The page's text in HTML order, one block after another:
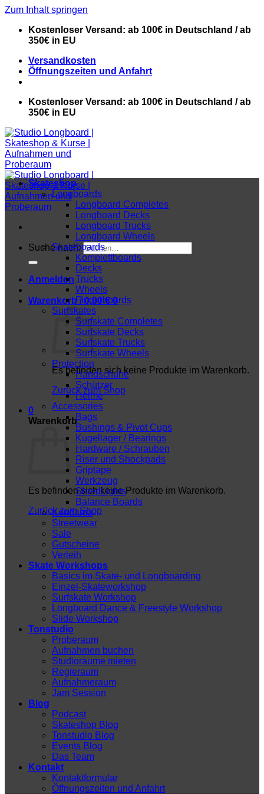
Zum Inhalt springen
Kostenloser Versand: ab 100€ in Deutschland / ab
350€ in EU
Versandkosten
Öffnungszeiten und Anfahrt
Kostenloser Versand: ab 100€ in Deutschland / ab
350€ in EU
Suche nach:
Anmelden
Warenkorb /0,00€ 0
Es befinden sich keine Produkte im Warenkorb.
Zurück zum Shop
0
Warenkorb
Es befinden sich keine Produkte im Warenkorb.
Zurück zum Shop
Skateshop
Longboards
Longboard Completes
Longboard Decks
Longboard Trucks
Longboard Wheels
Skateboards
Komplettboards
Decks
Trucks
Wheels
Fingerboards
Surfskates
Surfskate Completes
Surfskate Decks
Surfskate Trucks
Surfskate Wheels
Protection
Handschuhe
Schützer
Helme
Accessories
Bags
Bushings & Pivot Cups
Kugellager / Bearings
Hardware / Schrauben
Riser und Shockpads
Griptape
Werkzeug
ShredLights
Balance Boards
Kendama
Streetwear
Sale
Gutscheine
Verleih
Skate Workshops
Basics im Skate- und Longboarding
Einzel-Skateworkshop
Surfskate Workshop
Longboard Dance & Freestyle Workshop
Slide Workshop
Tonstudio
Proberaum
Aufnahmen buchen
Studioräume mieten
Regieraum
Aufnahmeraum
Jam Session
Blog
Podcast
Skateshop Blog
Tonstudio Blog
Events Blog
Das Team
Kontakt
Kontaktformular
Öffnungszeiten und Anfahrt